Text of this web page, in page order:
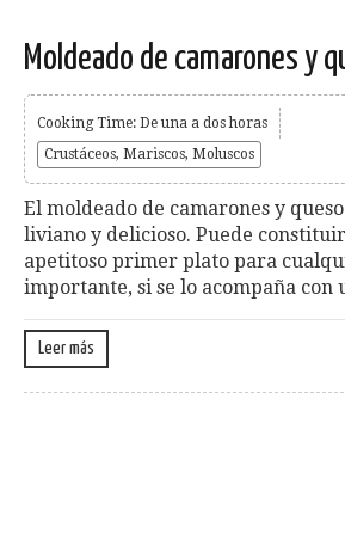
Moldeado de camarones y
Cooking Time: De una a dos horas
Crustáceos, Mariscos, Moluscos
El moldeado de camarones y
liviano y delicioso. Puede
apetitoso primer plato para
importante, si se lo acompaña con
Leer más